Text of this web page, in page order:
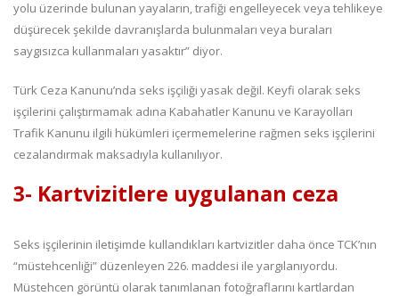
yolu üzerinde bulunan yayaların, trafiği engelleyecek veya tehlikeye
düşürecek şekilde davranışlarda bulunmaları veya buraları
saygısızca kullanmaları yasaktır” diyor.
Türk Ceza Kanunu’nda seks işçiliği yasak değil. Keyfi olarak seks
işçilerini çalıştırmamak adına Kabahatler Kanunu ve Karayolları
Trafik Kanunu ilgili hükümleri içermemelerine rağmen seks işçilerini
cezalandırmak maksadıyla kullanılıyor.
3- Kartvizitlere uygulanan ceza
Seks işçilerinin iletişimde kullandıkları kartvizitler daha önce TCK’nın
“müstehcenliği” düzenleyen 226. maddesi ile yargılanıyordu.
Müstehcen görüntü olarak tanımlanan fotoğraflarını kartlardan